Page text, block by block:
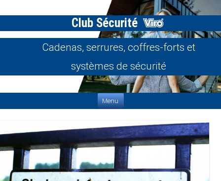
Club Sécurité
Cadenas, serrures, coffres-forts et
systèmes de sécurité
Menu